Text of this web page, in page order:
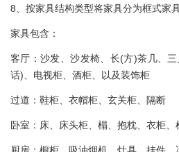
8、按家具结构类型将家具分为框式家
家具包含：
客厅：沙发、沙发椅、长(方)茶几、
话)、电视柜、酒柜、以及装饰柜
过道：鞋柜、衣帽柜、玄关柜、隔断
卧室：床、床头柜、榻、抱枕、衣柜